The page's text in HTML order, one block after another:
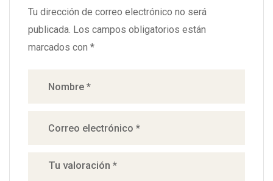
Tu dirección de correo electrónico no será
publicada. Los campos obligatorios están
marcados con *